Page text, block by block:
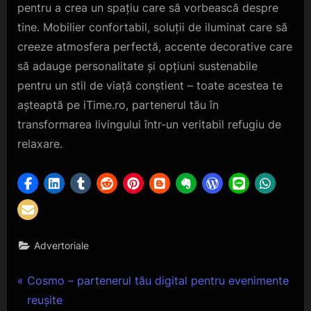
pentru a crea un spațiu care să vorbească despre
tine. Mobilier confortabil, soluții de iluminat care să
creeze atmosfera perfectă, accente decorative care
să adauge personalitate și opțiuni sustenabile
pentru un stil de viață conștient – toate acestea te
așteaptă pe iTime.ro, partenerul tău în
transformarea livingului într-un veritabil refugiu de
relaxare.
Advertoriale
Navigare
P
r
Cosmo – partenerul tău digital pentru evenimente
reușite